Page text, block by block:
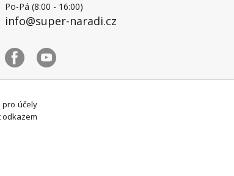
Po-Pá (8:00 - 16:00)
info@super-naradi.cz
pro účely